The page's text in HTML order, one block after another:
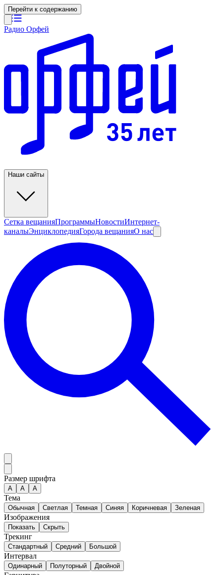
Перейти к содержанию
Радио Орфей
Наши сайты
Сетка вещанияПрограммыНовостиИнтернет-
каналыЭнциклопедияГорода вещанияО нас
Размер шрифта
А A A
Тема
Обычная Светлая Темная Синяя Коричневая Зеленая
Изображения
Показать Скрыть
Трекинг
Стандартный Средний Большой
Интервал
Одинарный Полуторный Двойной